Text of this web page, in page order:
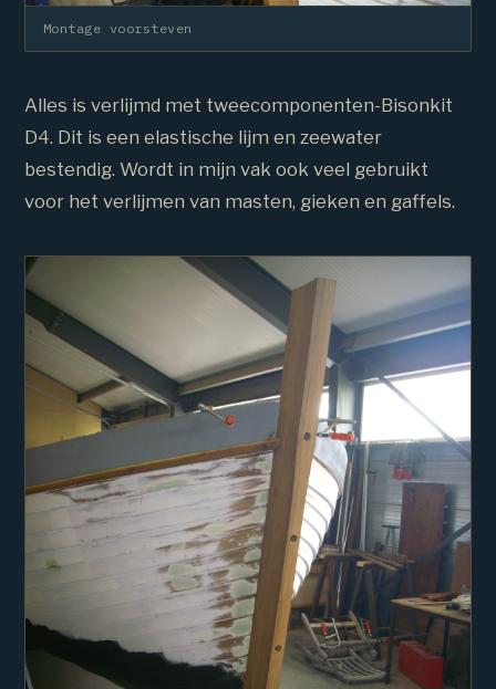
Montage voorsteven
Alles is verlijmd met tweecomponenten-Bisonkit
D4. Dit is een elastische lijm en zeewater
bestendig. Wordt in mijn vak ook veel gebruikt
voor het verlijmen van masten, gieken en gaffels.